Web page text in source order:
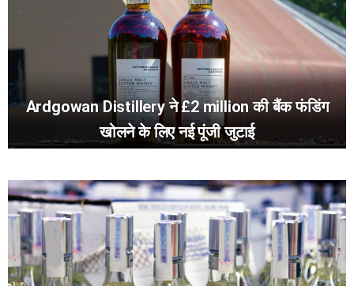
Ardgowan Distillery ने £2 million की बैंक फंडिंग
खोलने के लिए नई पूंजी जुटाई